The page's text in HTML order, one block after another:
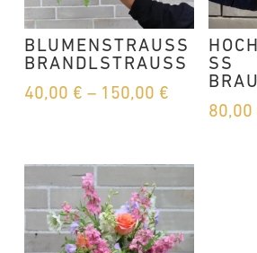
BLUMENSTRAUSS B
RANDLSTRAUSS
40,00 € – 150,00 €
40,00 €
150,00 €
SS B
80,00